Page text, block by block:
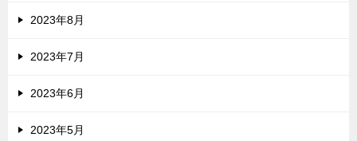
2023年8月
2023年7月
2023年6月
2023年5月